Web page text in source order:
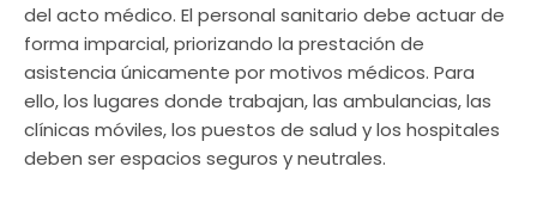
del acto médico. El personal sanitario debe actuar de
forma imparcial, priorizando la prestación de
asistencia únicamente por motivos médicos. Para
ello, los lugares donde trabajan, las ambulancias, las
clínicas móviles, los puestos de salud y los hospitales
deben ser espacios seguros y neutrales.